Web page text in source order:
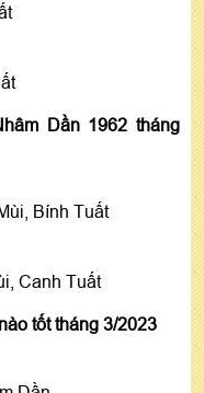
Dần 1962 tháng
Bính Tuất
Canh Tuất
tốt tháng 3/2023